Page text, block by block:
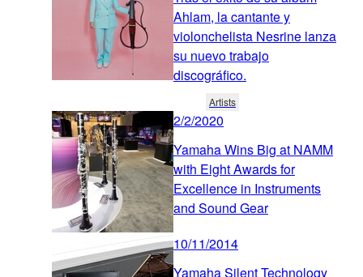
Ahlam, la cantante y
violonchelista Nesrine lanza
su nuevo trabajo
discográfico.
Artists
2/2/2020
Yamaha Wins Big at NAMM
with Eight Awards for
Excellence in Instruments
and Sound Gear
10/11/2014
Yamaha Silent Technology